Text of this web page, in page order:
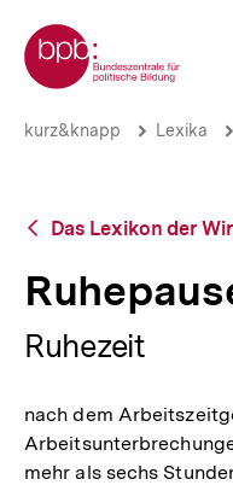
zum
Seiteninhalt
springen
Zur Startseite der bpb
Ruhepausen
kurz&knapp Lexika
Zurück
Übersicht
Das Lexikon der
Ruhezeit
nach dem
mehr als sechs